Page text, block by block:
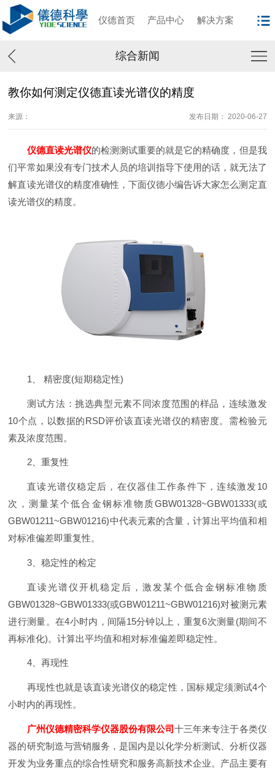
仪德首页 产品中心 解决方案
综合新闻
教你如何测定仪德直读光谱仪的精度
来源： 发布日期： 2020-06-27
仪德直读光谱仪的检测测试重要的就是它的精确度，但是我
们平常如果没有专门技术人员的培训指导下使用的话，就无法了
解直读光谱仪的精度准确性，下面仪德小编告诉大家怎么测定直
读光谱仪的精度。
1、 精密度(短期稳定性)
测试方法：挑选典型元素不同浓度范围的样品，连续激发
10个点，以数据的RSD评价该直读光谱仪的精密度。需检验元
素及浓度范围。
2、重复性
直读光谱仪稳定后，在仪器佳工作条件下，连续激发10
次，测量某个低合金钢标准物质GBW01328~GBW01333(或
GBW01211~GBW01216)中代表元素的含量，计算出平均值和相
对标准偏差即重复性。
3、稳定性的检定
直读光谱仪开机稳定后，激发某个低合金钢标准物质
GBW01328~GBW01333(或GBW01211~GBW01216)对被测元素
进行测量。在4小时内，间隔15分钟以上，重复6次测量(期间不
再标准化)。计算出平均值和相对标准偏差即稳定性。
4、再现性
再现性也就是该直读光谱仪的稳定性，国标规定须测试4个
小时内的再现性。
广州仪德精密科学仪器股份有限公司十三年来专注于各类仪
器的研究制造与营销服务，是国内是以化学分析测试、分析仪器
开发为业务重点的综合性研究和服务高新技术企业。产品主要有